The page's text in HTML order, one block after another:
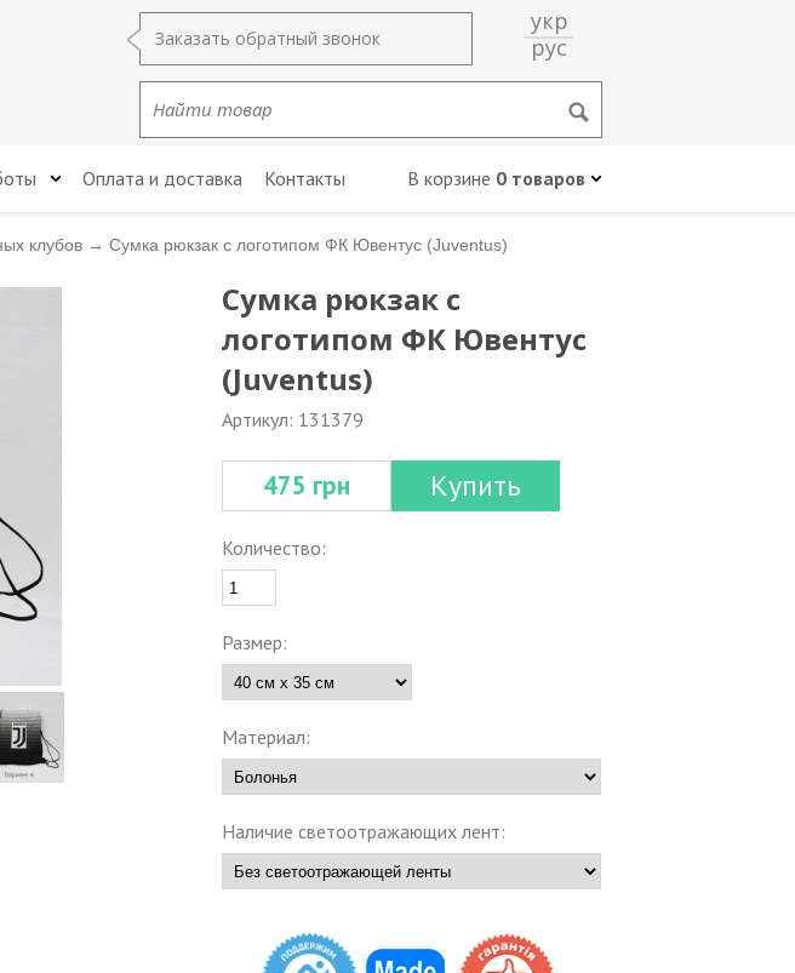
Заказать обратный звонок
укр
рус
Оплата и доставка Контакты В корзине 0 товаров
клубов → Сумка рюкзак с логотипом ФК Ювентус (Juventus)
Сумка рюкзак с
логотипом ФК Ювентус
(Juventus)
Артикул: 131379
475 грн Купить
Количество:
Размер:
Материал:
Наличие светоотражающих лент: